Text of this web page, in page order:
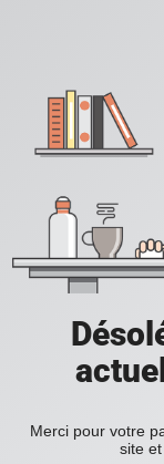
Merci pour votre
site